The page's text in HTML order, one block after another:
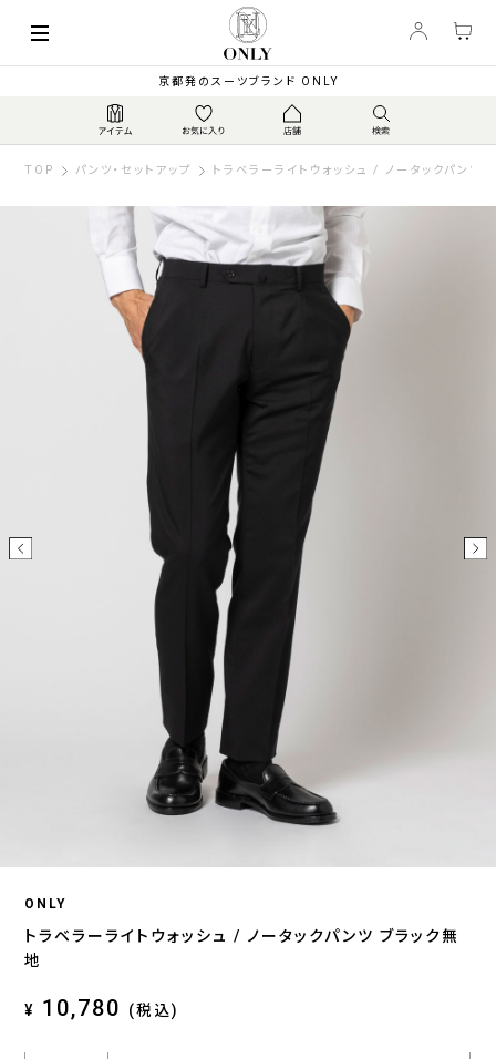
京都発のスーツブランド ONLY
TOP パンツ・セットアップ トラベラーライトウォッシュ / ノータックパンツ
ONLY
トラベラーライトウォッシュ / ノータックパンツ ブラック無
地
¥ 10,780 (税込)